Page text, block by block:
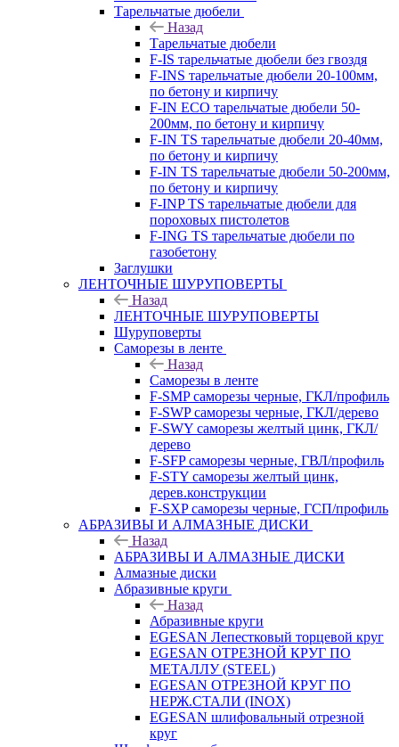
Тарельчатые дюбели
Назад
Тарельчатые дюбели
F-IS тарельчатые дюбели без гвоздя
F-INS тарельчатые дюбели 20-100мм,
по бетону и кирпичу
F-IN ECO тарельчатые дюбели 50-
200мм, по бетону и кирпичу
F-IN TS тарельчатые дюбели 20-40мм,
по бетону и кирпичу
F-IN TS тарельчатые дюбели 50-200мм,
по бетону и кирпичу
F-INP TS тарельчатые дюбели для
пороховых пистолетов
F-ING TS тарельчатые дюбели по
газобетону
Заглушки
ЛЕНТОЧНЫЕ ШУРУПОВЕРТЫ
Назад
ЛЕНТОЧНЫЕ ШУРУПОВЕРТЫ
Шуруповерты
Саморезы в ленте
Назад
Саморезы в ленте
F-SMP саморезы черные, ГКЛ/профиль
F-SWP саморезы черные, ГКЛ/дерево
F-SWY саморезы желтый цинк, ГКЛ/
дерево
F-SFP саморезы черные, ГВЛ/профиль
F-STY саморезы желтый цинк,
дерев.конструкции
F-SXP саморезы черные, ГСП/профиль
АБРАЗИВЫ И АЛМАЗНЫЕ ДИСКИ
Назад
АБРАЗИВЫ И АЛМАЗНЫЕ ДИСКИ
Алмазные диски
Абразивные круги
Назад
Абразивные круги
EGESAN Лепестковый торцевой круг
EGESAN ОТРЕЗНОЙ КРУГ ПО
МЕТАЛЛУ (STEEL)
EGESAN ОТРЕЗНОЙ КРУГ ПО
НЕРЖ.СТАЛИ (INOX)
EGESAN шлифовальный отрезной
круг